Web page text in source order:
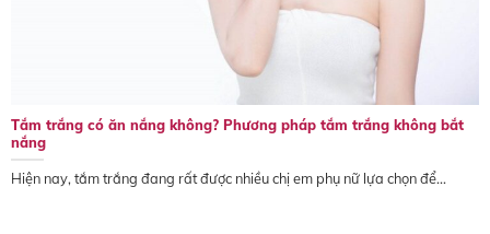
Tắm trắng có ăn nắng không? Phương pháp tắm trắng không bắt
nắng
Hiện nay, tắm trắng đang rất được nhiều chị em phụ nữ lựa chọn để...